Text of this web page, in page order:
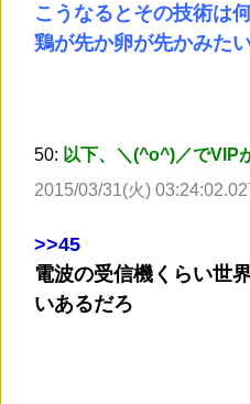
こうなるとその技術は
鶏が先か卵が先かみた
50: 以下、＼(^o^)／でVIP
2015/03/31(火)
>>45
電波の受信機くらい世
いあるだろ